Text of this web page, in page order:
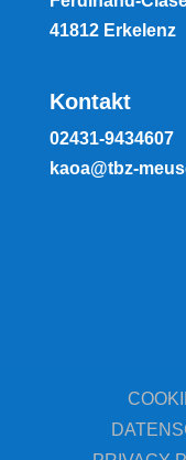
41812 Erkelenz
Kontakt
02431-9434607
kaoa@tbz-